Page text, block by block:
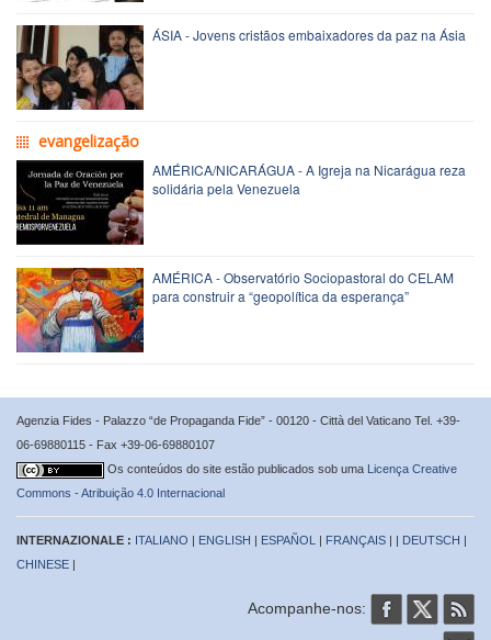
ÁSIA - Jovens cristãos embaixadores da paz na Ásia
evangelização
AMÉRICA/NICARÁGUA - A Igreja na Nicarágua reza
solidária pela Venezuela
AMÉRICA - Observatório Sociopastoral do CELAM
para construir a “geopolítica da esperança”
Agenzia Fides - Palazzo “de Propaganda Fide” - 00120 - Città del Vaticano Tel. +39-
06-69880115 - Fax +39-06-69880107
Os conteúdos do site estão publicados sob uma Licença Creative
Commons - Atribuição 4.0 Internacional
INTERNAZIONALE : ITALIANO | ENGLISH | ESPAÑOL | FRANÇAIS | | DEUTSCH |
CHINESE |
Acompanhe-nos: